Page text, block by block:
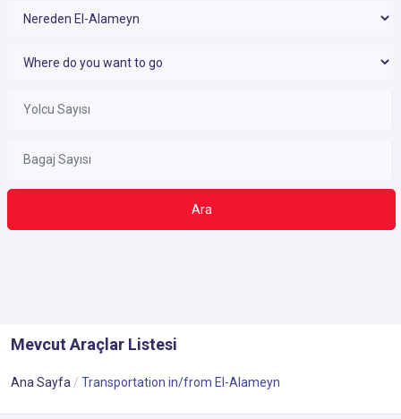
Ara
Mevcut Araçlar Listesi
Ana Sayfa Transportation in/from El-Alameyn